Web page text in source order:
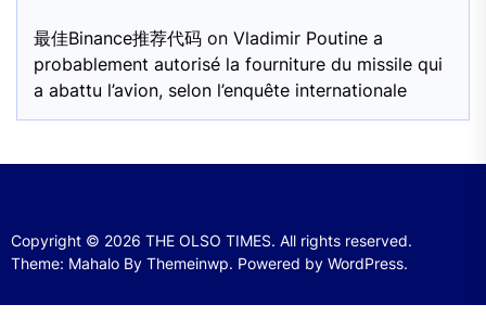
最佳Binance推荐代码 on Vladimir Poutine a
probablement autorisé la fourniture du missile qui
a abattu l’avion, selon l’enquête internationale
Copyright © 2026 THE OLSO TIMES. All rights reserved.
Theme: Mahalo By Themeinwp. Powered by WordPress.